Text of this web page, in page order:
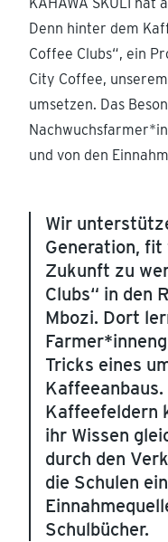
KAHAWA SKULI hat
Denn hinter dem
Coffee Clubs“, ein
City Coffee,
umsetzen. Das
und von den
Wir
Generation,
Zukunft zu
Clubs“ in den
Mbozi. Dort
Tricks eines
Kaffeefeldern
ihr Wissen
durch den
die Schulen
Schulbücher.